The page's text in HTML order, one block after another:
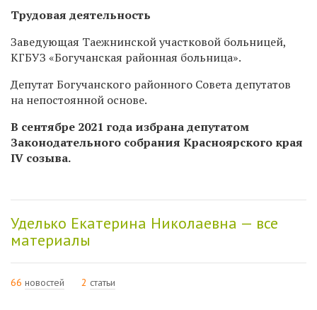
Трудовая деятельность
Заведующая Таежнинской участковой больницей,
КГБУЗ «Богучанская районная больница».
Депутат Богучанского районного Совета депутатов
на непостоянной основе.
В сентябре 2021 года избрана депутатом
Законодательного собрания Красноярского края
IV созыва.
Уделько Екатерина Николаевна — все
материалы
66 новостей 2 статьи